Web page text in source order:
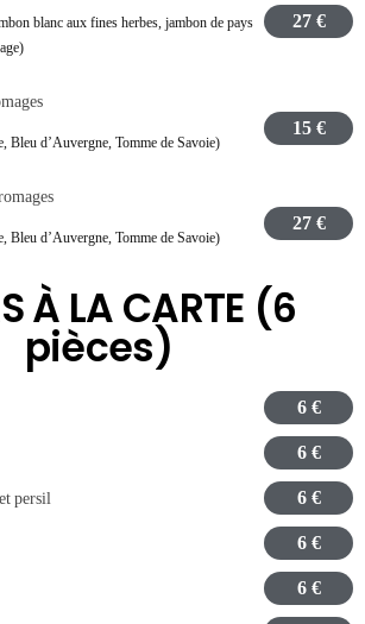
blanc aux fines herbes, jambon de pays
27 €
Bleu d’Auvergne, Tomme de Savoie)
15 €
Bleu d’Auvergne, Tomme de Savoie)
27 €
À LA CARTE (6
pièces)
6 €
6 €
persil 6 €
6 €
6 €